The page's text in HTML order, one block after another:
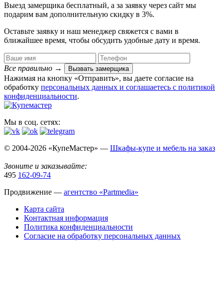
Выезд замерщика бесплатный, а за заявку через сайт мы
подарим вам дополнительную скидку в 3%.
Оставьте заявку и наш менеджер свяжется с вами в
ближайшее время, чтобы обсудить удобные дату и время.
Все правильно → Вызвать замерщика
Нажимая на кнопку «Отправить», вы даете согласие на
обработку персональных данных​ и соглашаетесь c политикой
конфиденциальности.
Мы в соц. сетях:
© 2004-2026 «КупеМастер» — Шкафы-купе и мебель на заказ
Звоните и заказывайте:
495 162-09-74
Продвижение — агентство «Partmedia»
Карта сайта
Контактная информация
Политика конфиденциальности
Согласие на обработку персональных данных